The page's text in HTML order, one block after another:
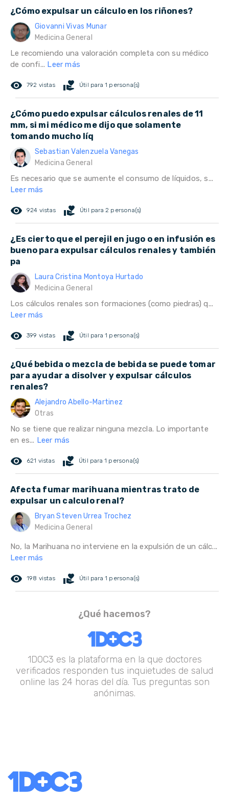
¿Cómo expulsar un cálculo en los riñones?
Giovanni Vivas Munar
Medicina General
Le recomiendo una valoración completa con su médico
de confi... Leer más
remove_red_eye 792 vistas volunteer_activism Útil para 1 persona(s)
¿Cómo puedo expulsar cálculos renales de 11
mm, si mi médico me dijo que solamente
tomando mucho líq
Sebastian Valenzuela Vanegas
Medicina General
Es necesario que se aumente el consumo de líquidos, s...
Leer más
remove_red_eye 924 vistas volunteer_activism Útil para 2 persona(s)
¿Es cierto que el perejil en jugo o en infusión es
bueno para expulsar cálculos renales y también
pa
Laura Cristina Montoya Hurtado
Medicina General
Los cálculos renales son formaciones (como piedras) q...
Leer más
remove_red_eye 399 vistas volunteer_activism Útil para 1 persona(s)
¿Qué bebida o mezcla de bebida se puede tomar
para ayudar a disolver y expulsar cálculos
renales?
Alejandro Abello-Martinez
Otras
No se tiene que realizar ninguna mezcla. Lo importante
en es... Leer más
remove_red_eye 621 vistas volunteer_activism Útil para 1 persona(s)
Afecta fumar marihuana mientras trato de
expulsar un calculo renal?
Bryan Steven Urrea Trochez
Medicina General
No, la Marihuana no interviene en la expulsión de un cálc...
Leer más
remove_red_eye 198 vistas volunteer_activism Útil para 1 persona(s)
¿Qué hacemos?
1DOC3 es la plataforma en la que doctores
verificados responden tus inquietudes de salud
online las 24 horas del día. Tus preguntas son
anónimas.